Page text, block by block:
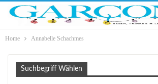
Home Annabelle Schachmes
Suchbegriff Wählen